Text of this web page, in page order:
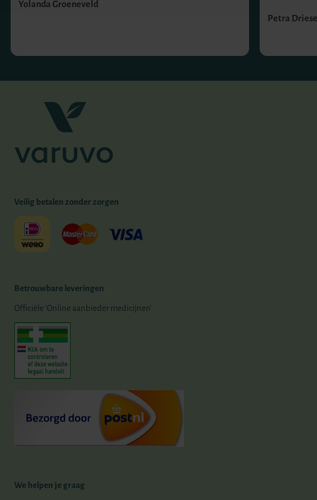
Yolanda Groeneveld
Petra
Veilig betalen zonder zorgen
Betrouwbare leveringen
Officiële 'Online aanbieder medicijnen'
We helpen je graag